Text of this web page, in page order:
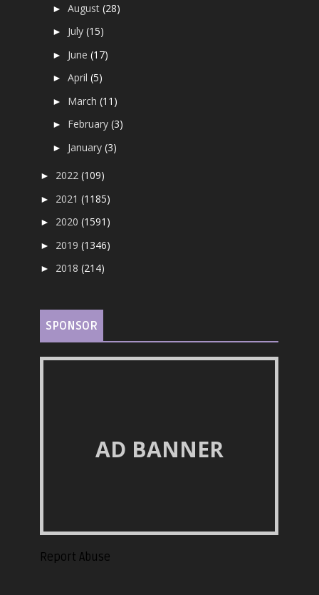
►August(28)
► July(15)
► June(17)
►April(5)
► March(11)
► February(3)
► January(3)
► 2022(109)
► 2021(1185)
► 2020(1591)
► 2019(1346)
► 2018(214)
SPONSOR
AD BANNER
Report Abuse